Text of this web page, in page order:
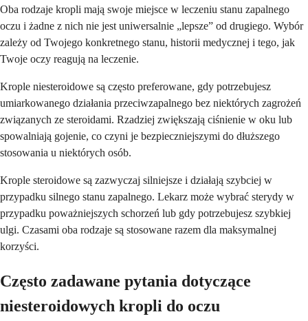
Oba rodzaje kropli mają swoje miejsce w leczeniu stanu zapalnego
oczu i żadne z nich nie jest uniwersalnie „lepsze” od drugiego. Wybór
zależy od Twojego konkretnego stanu, historii medycznej i tego, jak
Twoje oczy reagują na leczenie.
Krople niesteroidowe są często preferowane, gdy potrzebujesz
umiarkowanego działania przeciwzapalnego bez niektórych zagrożeń
związanych ze steroidami. Rzadziej zwiększają ciśnienie w oku lub
spowalniają gojenie, co czyni je bezpieczniejszymi do dłuższego
stosowania u niektórych osób.
Krople steroidowe są zazwyczaj silniejsze i działają szybciej w
przypadku silnego stanu zapalnego. Lekarz może wybrać sterydy w
przypadku poważniejszych schorzeń lub gdy potrzebujesz szybkiej
ulgi. Czasami oba rodzaje są stosowane razem dla maksymalnej
korzyści.
Często zadawane pytania dotyczące
niesteroidowych kropli do oczu